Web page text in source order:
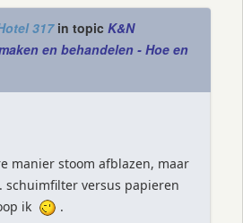
317in topic K&N
en behandelen - Hoe en
manier stoom afblazen, maar
versus papieren
ik
.